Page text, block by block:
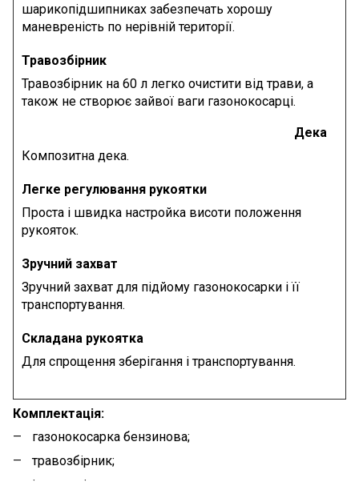
шарикопідшипниках забезпечать хорошу
маневреність по нерівній території.
Травозбірник
Травозбірник на 60 л легко очистити від трави, а
також не створює зайвої ваги газонокосарці.
Дека
Композитна дека.
Легке регулювання рукоятки
Проста і швидка настройка висоти положення
рукояток.
Зручний захват
Зручний захват для підйому газонокосарки і її
транспортування.
Складана рукоятка
Для спрощення зберігання і транспортування.
Комплектація:
газонокосарка бензинова;
травозбірник;